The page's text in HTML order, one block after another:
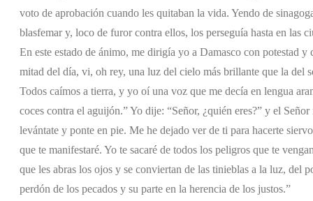
voto de aprobación cuando les quitaban la vida. Yendo de
blasfemar y, loco de furor contra ellos, los perseguía hasta en las
En este estado de ánimo, me dirigía yo a Damasco con potestad
mitad del día, vi, oh rey, una luz del cielo más brillante que la del
Todos caímos a tierra, y yo oí una voz que me decía en lengua
coces contra el aguijón.” Yo dije: “Señor, ¿quién eres?” y el
levántate y ponte en pie. Me he dejado ver de ti para hacerte
que te manifestaré. Yo te sacaré de todos los peligros que te
que les abras los ojos y se conviertan de las tinieblas a la luz, del
perdón de los pecados y su parte en la herencia de los justos.”